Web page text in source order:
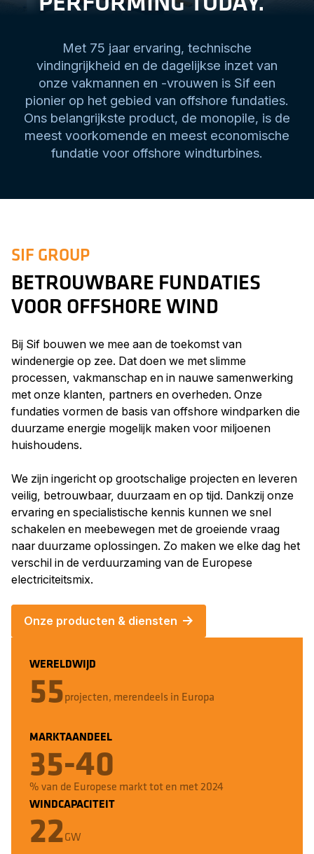
Met 75 jaar ervaring, technische
vindingrijkheid en de dagelijkse inzet van
onze vakmannen en -vrouwen is Sif een
pionier op het gebied van offshore fundaties.
Ons belangrijkste product, de monopile, is de
meest voorkomende en meest economische
fundatie voor offshore windturbines.
SIF GROUP
BETROUWBARE FUNDATIES
VOOR OFFSHORE WIND
Bij Sif bouwen we mee aan de toekomst van
windenergie op zee. Dat doen we met slimme
processen, vakmanschap en in nauwe samenwerking
met onze klanten, partners en overheden. Onze
fundaties vormen de basis van offshore windparken die
duurzame energie mogelijk maken voor miljoenen
huishoudens.
We zijn ingericht op grootschalige projecten en leveren
veilig, betrouwbaar, duurzaam en op tijd. Dankzij onze
ervaring en specialistische kennis kunnen we snel
schakelen en meebewegen met de groeiende vraag
naar duurzame oplossingen. Zo maken we elke dag het
verschil in de verduurzaming van de Europese
electriciteitsmix.
Onze producten & diensten
WERELDWIJD
55projecten, merendeels in Europa
MARKTAANDEEL
35-40
% van de Europese markt tot en met 2024
WINDCAPACITEIT
22GW